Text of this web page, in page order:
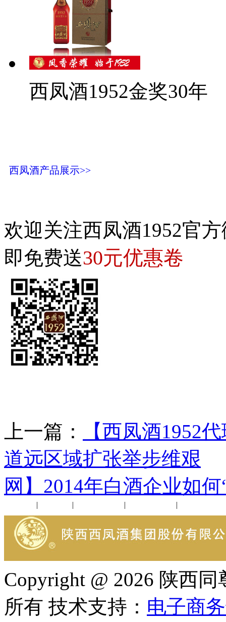
西凤酒1952金奖30年
西凤酒产品展示>>
欢迎关注西凤酒1952官
即免费送30元优惠卷
上一篇：
【西凤酒1952
道远区域扩张举步维艰
网】2014年白酒企业如
| | | |
Copyright @ 2026 陕西
所有 技术支持： 电子商